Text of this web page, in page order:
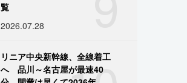
覧
2026.07.28
リニア中央新幹線、全線着工
へ 品川～名古屋が最速40